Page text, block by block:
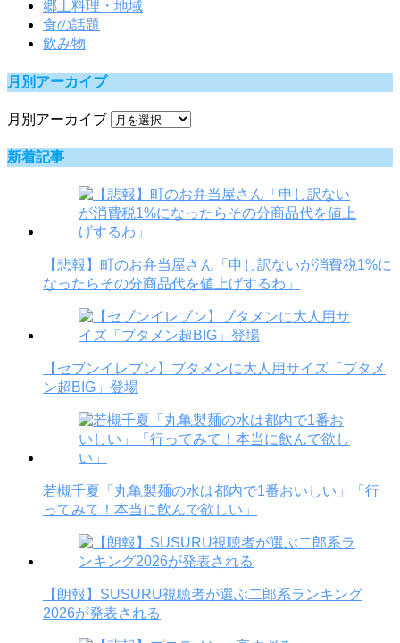
郷土料理・地域
食の話題
飲み物
月別アーカイブ
月別アーカイブ
新着記事
【悲報】町のお弁当屋さん「申し訳ないが消費税1%に
なったらその分商品代を値上げするわ」
【セブンイレブン】ブタメンに大人用サイズ「ブタメ
ン超BIG」登場
若槻千夏「丸亀製麺の水は都内で1番おいしい」「行
ってみて！本当に飲んで欲しい」
【朗報】SUSURU視聴者が選ぶ二郎系ランキング
2026が発表される